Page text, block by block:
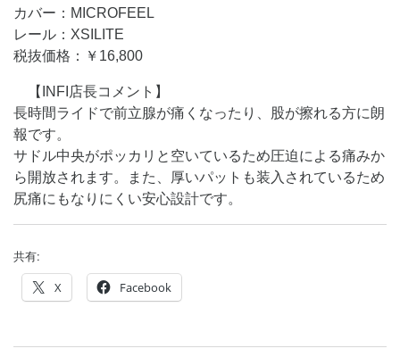
カバー：MICROFEEL
レール：XSILITE
税抜価格：￥16,800
【INFI店長コメント】
長時間ライドで前立腺が痛くなったり、股が擦れる方に朗
報です。
サドル中央がポッカリと空いているため圧迫による痛みか
ら開放されます。また、厚いパットも装入されているため
尻痛にもなりにくい安心設計です。
共有:
X Facebook